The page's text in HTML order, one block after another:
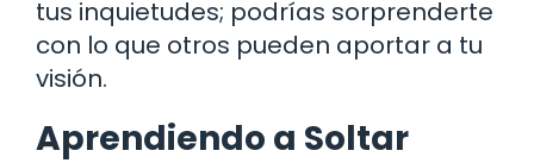
tus inquietudes; podrías sorprenderte
con lo que otros pueden aportar a tu
visión.
Aprendiendo a Soltar